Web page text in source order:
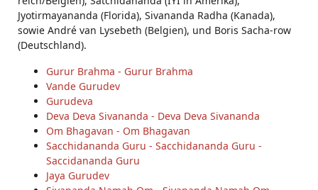
Jyotirmayananda (Florida), Sivananda Radha (Kanada),
sowie André van Lysebeth (Belgien), und Boris Sacha-row
(Deutschland).
Gurur Brahma - Gurur Brahma
Vande Gurudev
Gurudeva
Deva Deva Sivananda - Deva Deva Sivananda
Om Bhagavan - Om Bhagavan
Sacchidananda Guru - Sacchidananda Guru -
Saccidananda Guru
Jaya Gurudev